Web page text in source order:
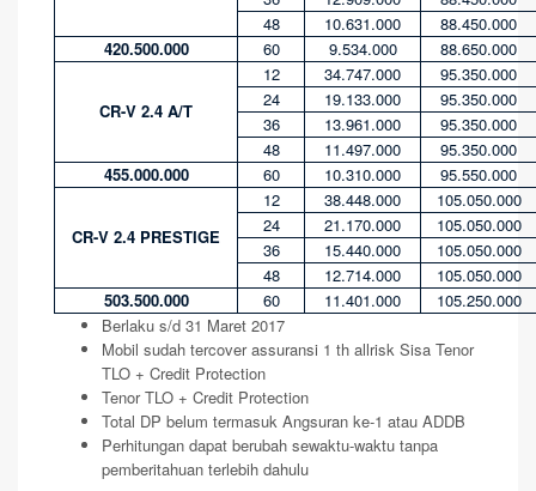
48
10.631.000
88.450.000
420.500.000
60 9.534.000 88.650.000
CR-V 2.4 A/T
12 34.747.000
95.350.000
24
19.133.000
95.350.000
36
13.961.000
95.350.000
48
11.497.000
95.350.000
455.000.000
60 10.310.000 95.550.000
CR-V 2.4 PRESTIGE
12 38.448.000
105.050.000
24
21.170.000
105.050.000
36
15.440.000
105.050.000
48
12.714.000
105.050.000
503.500.000
60 11.401.000
105.250.000
Berlaku s/d 31 Maret 2017
Mobil sudah tercover assuransi 1 th allrisk Sisa Tenor
TLO + Credit Protection
Tenor TLO + Credit Protection
Total DP belum termasuk Angsuran ke-1 atau ADDB
Perhitungan dapat berubah sewaktu-waktu tanpa
pemberitahuan terlebih dahulu